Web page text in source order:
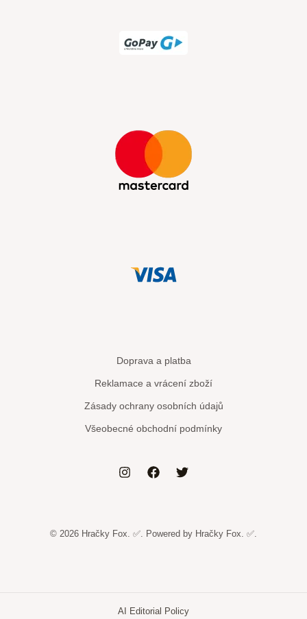
Doprava a platba
Reklamace a vrácení zboží
Zásady ochrany osobních údajů
Všeobecné obchodní podmínky
© 2026 Hračky Fox. ✅. Powered by Hračky Fox. ✅.
AI Editorial Policy